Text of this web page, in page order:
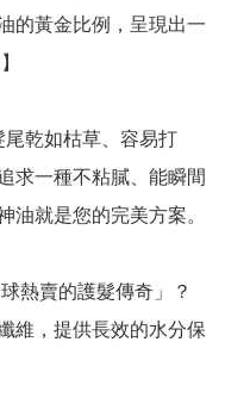
的黃金比例，呈現出一
乾如枯草、容易打
求一種不粘膩、能瞬間
油就是您的完美方案。
熱賣的護髮傳奇」？
維，提供長效的水分保